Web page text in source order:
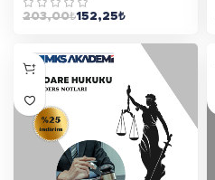
203,00₺152,25₺